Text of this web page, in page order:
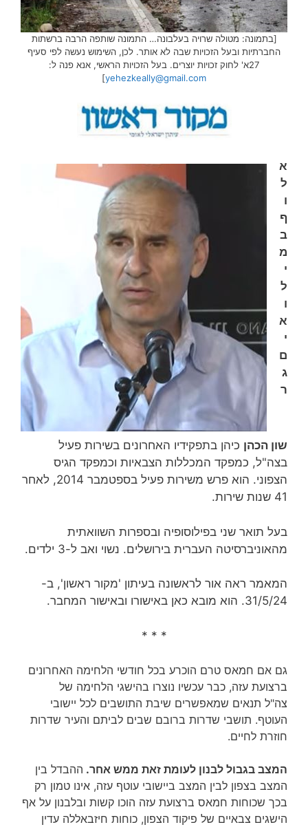
[בתמונה: מטולה שרויה בעלבונה… התמונה שותפה הרבה ברשתות
החברתיות ובעל הזכויות שבה לא אותר. לכן, השימוש נעשה לפי סעיף
27א' לחוק זכויות יוצרים. בעל הזכויות הראשי, אנא פנה ל:
yehezkeally@gmail.com
]
א
ל
ו
ף
ב
מ
י
ל
ו
א
י
ם
ג
ר
שון הכהן כיהן בתפקידיו האחרונים בשירות פעיל
בצה"ל, כמפקד המכללות הצבאיות וכמפקד הגיס
הצפוני. הוא פרש משירות פעיל בספטמבר 2014, לאחר
41 שנות שירות‏.
בעל תואר שני בפילוסופיה ובספרות השוואתית
מהאוניברסיטה העברית בירושלים. נשוי ואב ל-3 ילדים.
המאמר ראה אור לראשונה בעיתון 'מקור ראשון', ב-
31/5/24. הוא מובא כאן באישורו ובאישור המחבר.
* * *
גם אם חמאס טרם הוכרע בכל חודשי הלחימה האחרונים
ברצועת עזה, כבר עכשיו נוצרו בהישגי הלחימה של
צה"ל תנאים שמאפשרים שיבת התושבים לכל יישובי
העוטף. תושבי שדרות ברובם שבים לביתם והעיר שדרות
חוזרת לחיים.
המצב בגבול לבנון לעומת זאת ממש אחר. ההבדל בין
המצב בצפון לבין המצב ביישובי עוטף עזה, אינו טמון רק
בכך שכוחות חמאס ברצועת עזה הוכו קשות ובלבנון על אף
הישגים צבאיים של פיקוד הצפון, כוחות חיזבאללה עדין